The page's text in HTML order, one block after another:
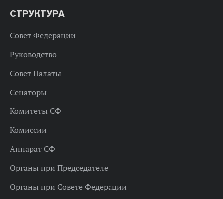
СТРУКТУРА
Совет Федерации
Руководство
Совет Палаты
Сенаторы
Комитеты СФ
Комиссии
Аппарат СФ
Органы при Председателе
Органы при Совете Федерации